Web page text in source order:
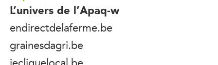
L’univers de l’Apaq-w
endirectdelaferme.be
grainesdagri.be